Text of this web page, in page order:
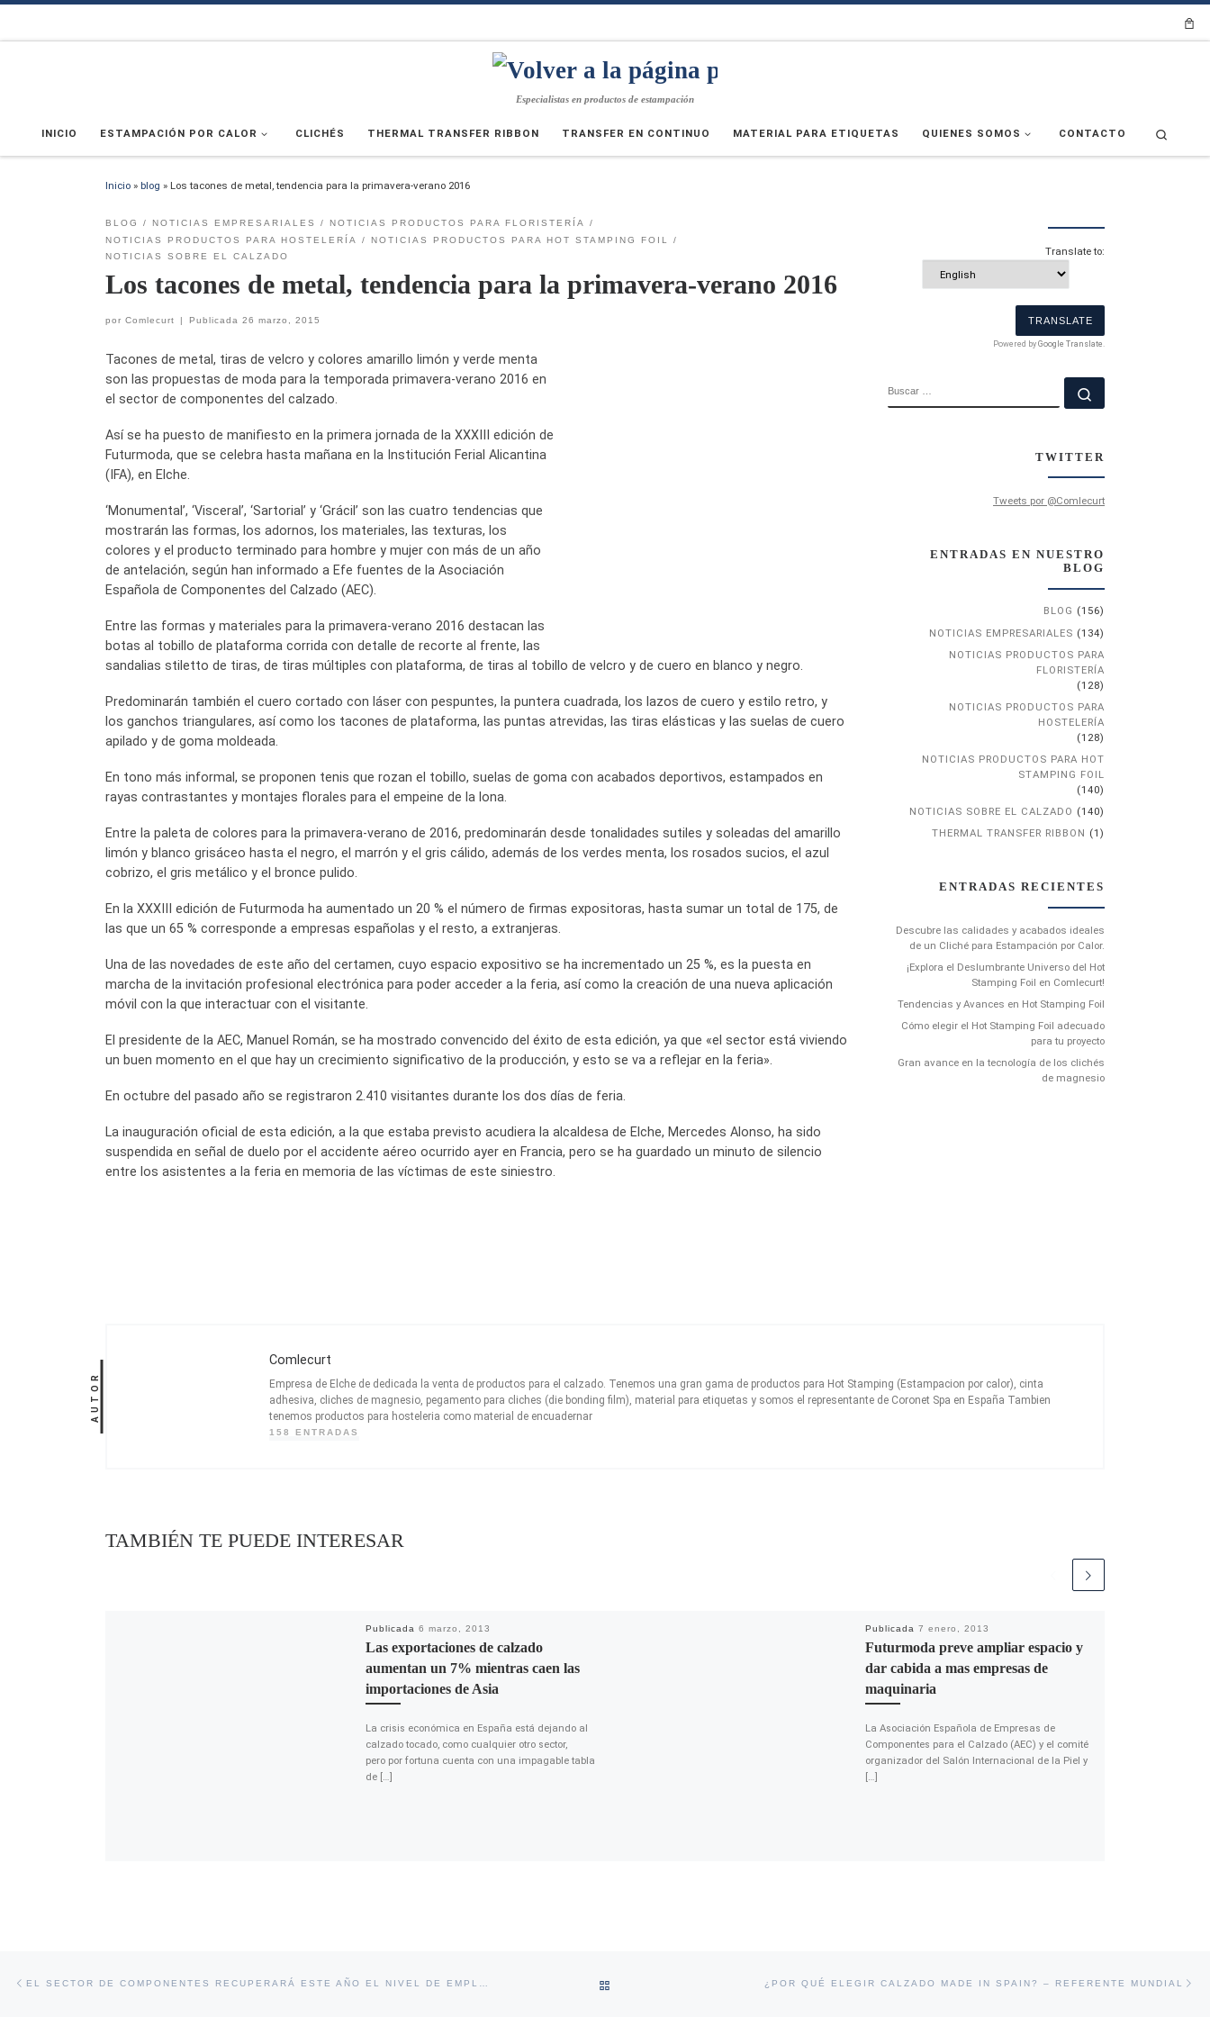
Especialistas en productos de estampación
INICIO ESTAMPACIÓN POR CALOR CLICHÉS THERMAL TRANSFER RIBBON TRANSFER EN CONTINUO MATERIAL PARA ETIQUETAS QUIENES SOMOS CONTACTO
Inicio » blog » Los tacones de metal, tendencia para la primavera-verano 2016
BLOG NOTICIAS EMPRESARIALES
NOTICIAS PRODUCTOS PARA FLORISTERÍA
NOTICIAS PRODUCTOS PARA HOSTELERÍA
NOTICIAS PRODUCTOS PARA HOT STAMPING FOIL
NOTICIAS SOBRE EL CALZADO
Los tacones de metal, tendencia para la primavera-verano 2016
por Comlecurt | Publicada26 marzo, 2015
Tacones de metal, tiras de velcro y colores amarillo limón y verde menta
son las propuestas de moda para la temporada primavera-verano 2016 en
el sector de componentes del calzado.
Así se ha puesto de manifiesto en la primera jornada de la XXXIII edición de
Futurmoda, que se celebra hasta mañana en la Institución Ferial Alicantina
(IFA), en Elche.
‘Monumental’, ‘Visceral’, ‘Sartorial’ y ‘Grácil’ son las cuatro tendencias que
mostrarán las formas, los adornos, los materiales, las texturas, los
colores y el producto terminado para hombre y mujer con más de un año
de antelación, según han informado a Efe fuentes de la Asociación
Española de Componentes del Calzado (AEC).
Entre las formas y materiales para la primavera-verano 2016 destacan las
botas al tobillo de plataforma corrida con detalle de recorte al frente, las
sandalias stiletto de tiras, de tiras múltiples con plataforma, de tiras al tobillo de velcro y de cuero en blanco y negro.
Predominarán también el cuero cortado con láser con pespuntes, la puntera cuadrada, los lazos de cuero y estilo retro, y
los ganchos triangulares, así como los tacones de plataforma, las puntas atrevidas, las tiras elásticas y las suelas de cuero
apilado y de goma moldeada.
En tono más informal, se proponen tenis que rozan el tobillo, suelas de goma con acabados deportivos, estampados en
rayas contrastantes y montajes florales para el empeine de la lona.
Entre la paleta de colores para la primavera-verano de 2016, predominarán desde tonalidades sutiles y soleadas del amarillo
limón y blanco grisáceo hasta el negro, el marrón y el gris cálido, además de los verdes menta, los rosados sucios, el azul
cobrizo, el gris metálico y el bronce pulido.
En la XXXIII edición de Futurmoda ha aumentado un 20 % el número de firmas expositoras, hasta sumar un total de 175, de
las que un 65 % corresponde a empresas españolas y el resto, a extranjeras.
Una de las novedades de este año del certamen, cuyo espacio expositivo se ha incrementado un 25 %, es la puesta en
marcha de la invitación profesional electrónica para poder acceder a la feria, así como la creación de una nueva aplicación
móvil con la que interactuar con el visitante.
El presidente de la AEC, Manuel Román, se ha mostrado convencido del éxito de esta edición, ya que «el sector está viviendo
un buen momento en el que hay un crecimiento significativo de la producción, y esto se va a reflejar en la feria».
En octubre del pasado año se registraron 2.410 visitantes durante los dos días de feria.
La inauguración oficial de esta edición, a la que estaba previsto acudiera la alcaldesa de Elche, Mercedes Alonso, ha sido
suspendida en señal de duelo por el accidente aéreo ocurrido ayer en Francia, pero se ha guardado un minuto de silencio
entre los asistentes a la feria en memoria de las víctimas de este siniestro.
AUTOR
Comlecurt
Empresa de Elche de dedicada la venta de productos para el calzado. Tenemos una gran gama de productos para Hot Stamping (Estampacion por calor), cinta
adhesiva, cliches de magnesio, pegamento para cliches (die bonding film), material para etiquetas y somos el representante de Coronet Spa en España Tambien
tenemos productos para hosteleria como material de encuadernar
158 ENTRADAS
TAMBIÉN TE PUEDE INTERESAR
Publicada 6 marzo, 2013
Las exportaciones de calzado
aumentan un 7% mientras caen las
importaciones de Asia
La crisis económica en España está dejando al
calzado tocado, como cualquier otro sector,
pero por fortuna cuenta con una impagable tabla
de […]
Publicada 7 enero, 2013
Futurmoda preve ampliar espacio y
dar cabida a mas empresas de
maquinaria
La Asociación Española de Empresas de
Componentes para el Calzado (AEC) y el comité
organizador del Salón Internacional de la Piel y
[…]
Translate to:
Powered by Google Translate
TWITTER
Tweets por @Comlecurt
ENTRADAS EN NUESTRO
BLOG
BLOG (156)
NOTICIAS EMPRESARIALES (134)
NOTICIAS PRODUCTOS PARA
FLORISTERÍA
(128)
NOTICIAS PRODUCTOS PARA
HOSTELERÍA
(128)
NOTICIAS PRODUCTOS PARA HOT
STAMPING FOIL
(140)
NOTICIAS SOBRE EL CALZADO (140)
THERMAL TRANSFER RIBBON (1)
ENTRADAS RECIENTES
Descubre las calidades y acabados ideales
de un Cliché para Estampación por Calor.
¡Explora el Deslumbrante Universo del Hot
Stamping Foil en Comlecurt!
Tendencias y Avances en Hot Stamping Foil
Cómo elegir el Hot Stamping Foil adecuado
para tu proyecto
Gran avance en la tecnología de los clichés
de magnesio
Navegación de entradas VOLVER A LA LISTA DE ENTRADAS¿POR QUÉ ELEGIR CALZADO MADE IN SPAIN? – REFERENTE MUNDIAL